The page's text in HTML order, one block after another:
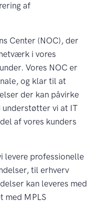
af
Center (NOC), der
i vores
Vores NOC er
og klar til at
der kan påvirke
vi at IT
af vores kunders
levere professionelle
til erhverv
kan leveres med
med MPLS